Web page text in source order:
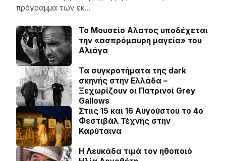
πρόγραμμα των εκ…
Το Μουσείο Αλατος υποδέχεται
την «ασπρόμαυρη μαγεία» του
Αλιάγα
Τα συγκροτήματα της dark
σκηνής στην Ελλάδα –
Ξεχωρίζουν οι Πατρινοί Grey
Gallows
Στιις 15 και 16 Αυγούστου το 4ο
Φεστιβάλ Τέχνης στην
Καρύταινα
Η Λευκάδα τιμά τον ηθοποιό